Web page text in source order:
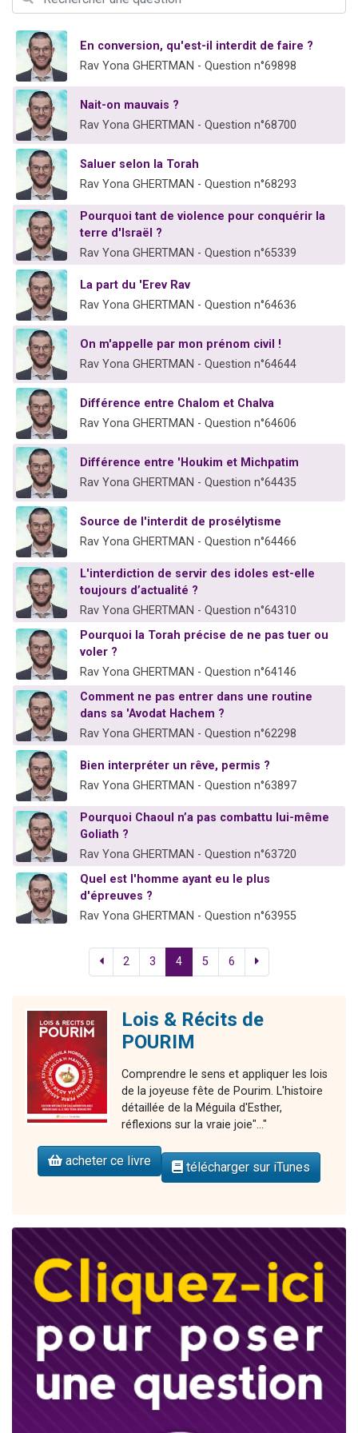
6 personnes viennent de faire un don pour 5 enfants déjà orphelins risquent de perdre leur maman
Il reste 49 places pour étudier en groupe sur Zoom
3 personnes viennent de faire un don pour Diane, 80 ans, dans un appartement insalubre
En conversion, qu'est-il interdit de faire ?
Rav Yona GHERTMAN - Question n°69898
Nait-on mauvais ?
Rav Yona GHERTMAN - Question n°68700
Saluer selon la Torah
Rav Yona GHERTMAN - Question n°68293
Pourquoi tant de violence pour conquérir la
terre d'Israël ?
Rav Yona GHERTMAN - Question n°65339
La part du 'Erev Rav
Rav Yona GHERTMAN - Question n°64636
On m'appelle par mon prénom civil !
Rav Yona GHERTMAN - Question n°64644
Différence entre Chalom et Chalva
Rav Yona GHERTMAN - Question n°64606
Différence entre 'Houkim et Michpatim
Rav Yona GHERTMAN - Question n°64435
Source de l'interdit de prosélytisme
Rav Yona GHERTMAN - Question n°64466
L'interdiction de servir des idoles est-elle
toujours d’actualité ?
Rav Yona GHERTMAN - Question n°64310
Pourquoi la Torah précise de ne pas tuer ou
voler ?
Rav Yona GHERTMAN - Question n°64146
Comment ne pas entrer dans une routine
dans sa 'Avodat Hachem ?
Rav Yona GHERTMAN - Question n°62298
Bien interpréter un rêve, permis ?
Rav Yona GHERTMAN - Question n°63897
Pourquoi Chaoul n’a pas combattu lui-même
Goliath ?
Rav Yona GHERTMAN - Question n°63720
Quel est l'homme ayant eu le plus
d'épreuves ?
Rav Yona GHERTMAN - Question n°63955
2 3 4 5 6
Lois & Récits de
POURIM
Comprendre le sens et appliquer les lois
de la joyeuse fête de Pourim. L'histoire
détaillée de la Méguila d'Esther,
réflexions sur la vraie joie"..."
acheter ce livre télécharger sur iTunes